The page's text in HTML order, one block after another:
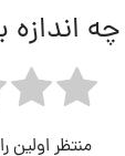
اندازه
منتظر